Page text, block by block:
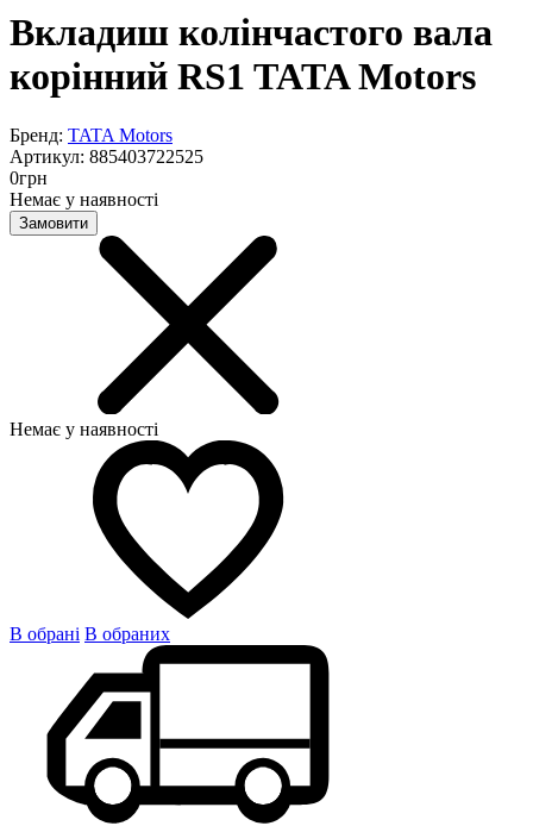
Вкладиш колінчастого вала
корінний RS1 TATA Motors
Бренд: TATA Motors
Артикул: 885403722525
0грн
Немає у наявності
Замовити
Немає у наявності
В обрані В обраних